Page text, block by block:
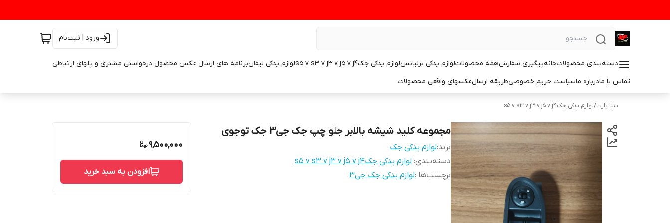
ورود | ثبت‌نام
دسته‌بندی محصولاتخانهپیگیری سفارشهمه محصولاتلوازم یدکی برلیانسلوازم یدکی جکs5 v s3 v j3 v j5 v j4 لوازم یدکی لیفانبرنامه های ارسال عکس محصول درخواستی مشتری و پلهای ارتباطی
تماس با مادرباره ماسیاست حریم خصوصیطریقه ارسالعکسهای واقعی محصولات
نیلا پارت/لوازم یدکی جکs5 v s3 v j3 v j5 v j4
مجموعه کلید شیشه بالابر جلو چپ جک جی۳ جک توجوی
برند:لوازم یدکی جک
دسته‌بندی: لوازم یدکی جکs5 v s3 v j3 v j5 v j4
برچسب‌ها :لوازم یدکی جک جی۳
9,500,000
افزودن به سبد خرید